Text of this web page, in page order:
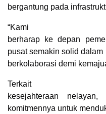
bergantung pada
“Kami
berharap ke depan
pusat semakin solid dalam
berkolaborasi demi
Terkait
kesejahteraan
komitmennya untuk